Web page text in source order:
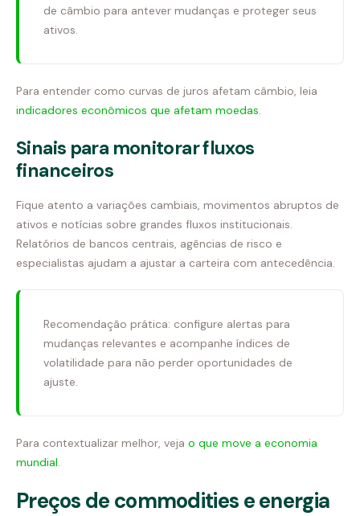
de câmbio para antever mudanças e proteger seus
ativos.
Para entender como curvas de juros afetam câmbio, leia
indicadores econômicos que afetam moedas.
Sinais para monitorar fluxos
financeiros
Fique atento a variações cambiais, movimentos abruptos de
ativos e notícias sobre grandes fluxos institucionais.
Relatórios de bancos centrais, agências de risco e
especialistas ajudam a ajustar a carteira com antecedência.
Recomendação prática: configure alertas para
mudanças relevantes e acompanhe índices de
volatilidade para não perder oportunidades de
ajuste.
Para contextualizar melhor, veja o que move a economia
mundial.
Preços de commodities e energia